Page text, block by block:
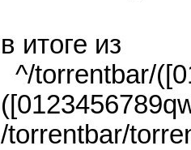
в итоге из
^/torrentbar/
/torrentbar/